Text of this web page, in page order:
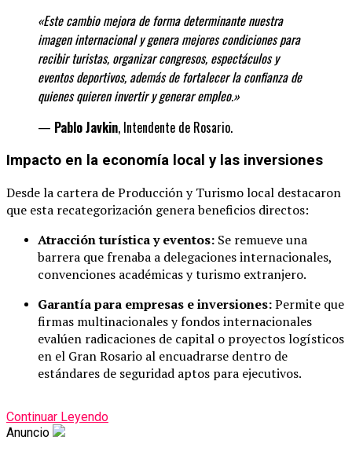
«Este cambio mejora de forma determinantenuestra
imagen internacional y genera mejores condiciones para
recibir turistas, organizar congresos, espectáculos y
eventos deportivos, además de fortalecer la confianza de
quienes quieren invertir y generarempleo.»
— Pablo Javkin, Intendente de Rosario.
Impacto en la economía local y las inversiones
Desde la cartera de Producción y Turismo local destacaron
que esta recategorización genera beneficios directos:
Atracción turística y eventos: Se remueve una
barrera que frenaba a delegaciones internacionales,
convenciones académicas y turismo extranjero.
Garantía para empresas e inversiones:Permite que
firmas multinacionales y fondos internacionales
evalúen radicaciones de capital o proyectos logísticos
en el Gran Rosario al encuadrarse dentro de
estándares de seguridad aptos para ejecutivos.
Continuar Leyendo
Anuncio